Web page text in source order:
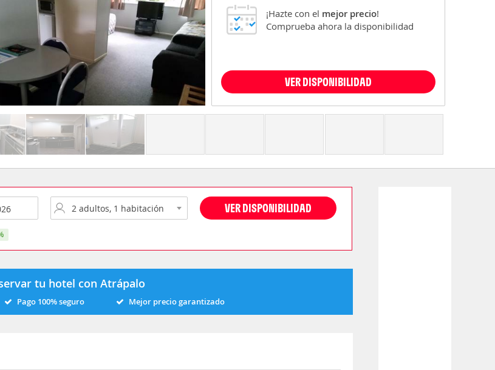
¡Hazte con el mejor precio!
Comprueba ahora la disponibilidad
VER DISPONIBILIDAD
VER DISPONIBILIDAD
tu hotel con Atrápalo
Pago 100% seguro Mejor precio garantizado